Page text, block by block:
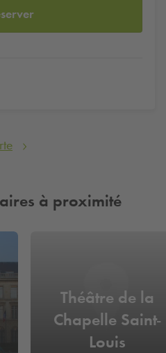
à proximité
Théâtre de la
Chapelle Saint-
Louis